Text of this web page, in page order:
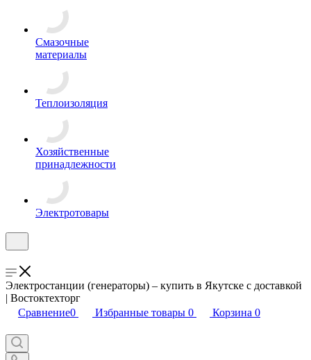
Смазочные
материалы
Теплоизоляция
Хозяйственные
принадлежности
Электротовары
Электростанции (генераторы) – купить в Якутске с доставкой
| Востоктехторг
Сравнение0 Избранные товары 0 Корзина 0